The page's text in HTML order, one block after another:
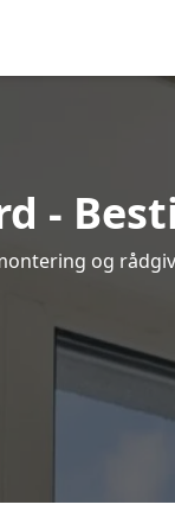
-
og